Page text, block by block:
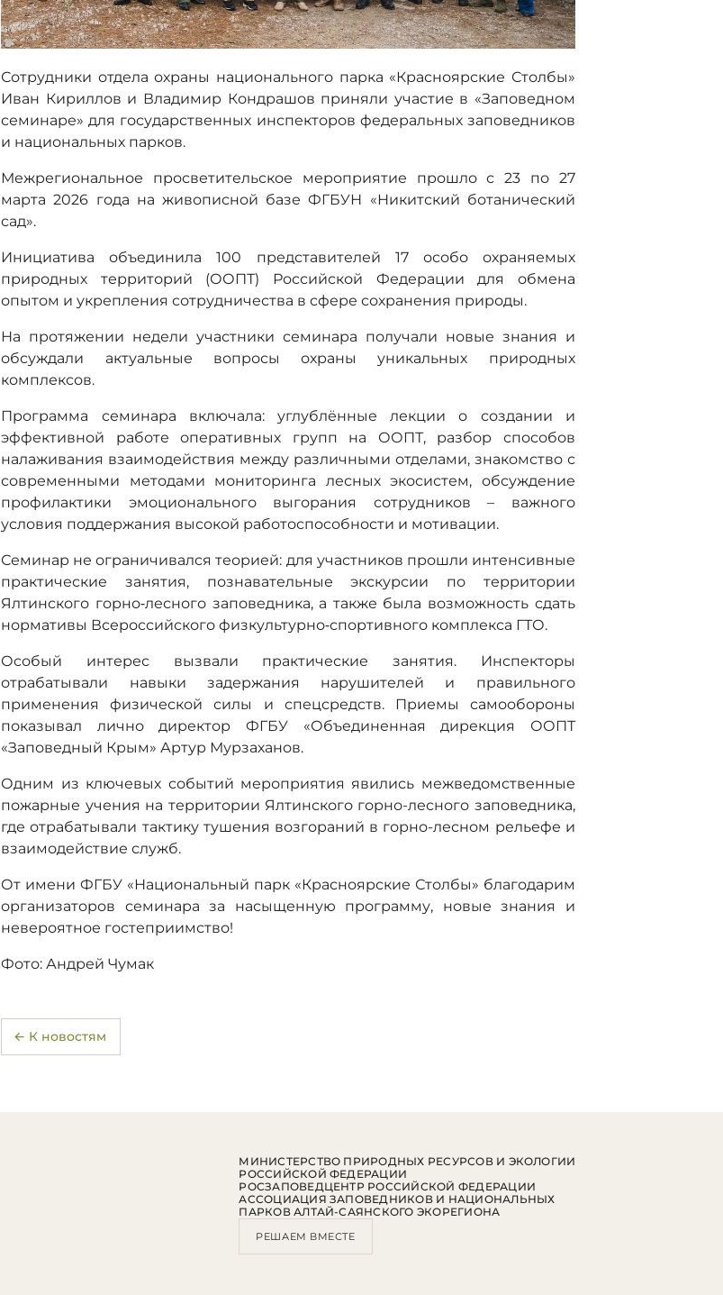
Сотрудники отдела охраны национального парка «Красноярские Столбы»
Иван Кириллов и Владимир Кондрашов приняли участие в «Заповедном
семинаре» для государственных инспекторов федеральных заповедников
и национальных парков.
Межрегиональное просветительское мероприятие прошло с 23 по 27
марта 2026 года на живописной базе ФГБУН «Никитский ботанический
сад».
Инициатива объединила 100 представителей 17 особо охраняемых
природных территорий (ООПТ) Российской Федерации для обмена
опытом и укрепления сотрудничества в сфере сохранения природы.
На протяжении недели участники семинара получали новые знания и
обсуждали актуальные вопросы охраны уникальных природных
комплексов.
Программа семинара включала: углублённые лекции о создании и
эффективной работе оперативных групп на ООПТ, разбор способов
налаживания взаимодействия между различными отделами, знакомство с
современными методами мониторинга лесных экосистем, обсуждение
профилактики эмоционального выгорания сотрудников – важного
условия поддержания высокой работоспособности и мотивации.
Семинар не ограничивался теорией: для участников прошли интенсивные
практические занятия, познавательные экскурсии по территории
Ялтинского горно‑лесного заповедника, а также была возможность сдать
нормативы Всероссийского физкультурно‑спортивного комплекса ГТО.
Особый интерес вызвали практические занятия. Инспекторы
отрабатывали навыки задержания нарушителей и правильного
применения физической силы и спецсредств. Приемы самообороны
показывал лично директор ФГБУ «Объединенная дирекция ООПТ
«Заповедный Крым» Артур Мурзаханов.
Одним из ключевых событий мероприятия явились межведомственные
пожарные учения на территории Ялтинского горно-лесного заповедника,
где отрабатывали тактику тушения возгораний в горно-лесном рельефе и
взаимодействие служб.
От имени ФГБУ «Национальный парк «Красноярские Столбы» благодарим
организаторов семинара за насыщенную программу, новые знания и
невероятное гостеприимство!
Фото: Андрей Чумак
← К новостям
МИНИСТЕРСТВО ПРИРОДНЫХ РЕСУРСОВ И ЭКОЛОГИИ
РОССИЙСКОЙ ФЕДЕРАЦИИ
РОСЗАПОВЕДЦЕНТР РОССИЙСКОЙ ФЕДЕРАЦИИ
АССОЦИАЦИЯ ЗАПОВЕДНИКОВ И НАЦИОНАЛЬНЫХ
ПАРКОВ АЛТАЙ-САЯНСКОГО ЭКОРЕГИОНА
РЕШАЕМ ВМЕСТЕ